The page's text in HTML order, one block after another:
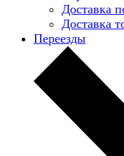
Доставка
Доставка
Переезды